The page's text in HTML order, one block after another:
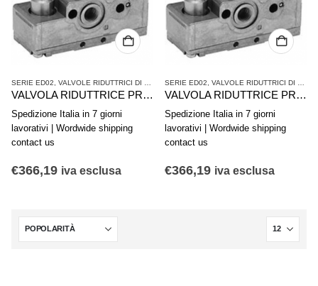
SERIE ED02 VALVOLE RIDUTTRICI DI PRESSIONE ,VALVOLE RIDUTTRICI DI
VALVOLA RIDUTTRICE PRESSIONE AVENTICS SERIE ED02 R414002401
Spedizione Italia in 7 giorni
lavorativi | Wordwide shipping
contact us
€366,19 iva esclusa
SERIE ED02 VALVOLE RIDUTTRICI DI PRESSIONE
VALVOLA RIDUTTRICE PRESSIONE AVENTICS serie ED02 R414002400
Spedizione Italia in 7 giorni
lavorativi | Wordwide shipping
contact us
€366,19 iva esclusa